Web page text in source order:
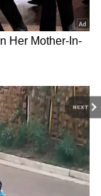
NEXT
వచ్చే అవకాశం